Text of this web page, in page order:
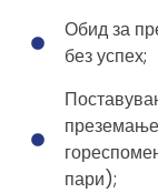
Обид за
без успех;
пари);